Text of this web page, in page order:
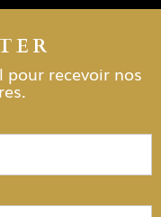
pour recevoir nos